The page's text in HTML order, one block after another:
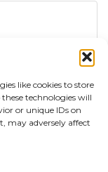
like cookies to store
technologies will
or unique IDs on
may adversely affect